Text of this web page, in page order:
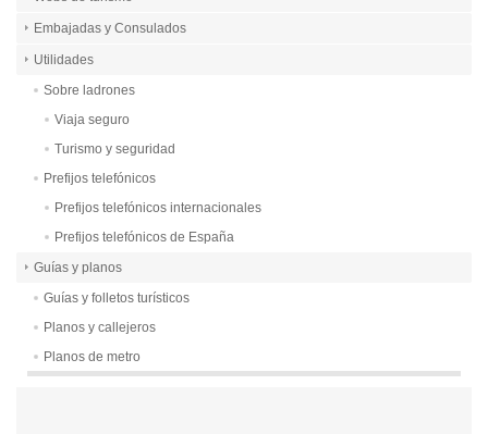
Embajadas y Consulados
Utilidades
Sobre ladrones
Viaja seguro
Turismo y seguridad
Prefijos telefónicos
Prefijos telefónicos internacionales
Prefijos telefónicos de España
Guías y planos
Guías y folletos turísticos
Planos y callejeros
Planos de metro